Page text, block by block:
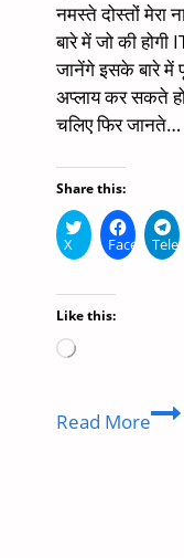
नमस्ते दोस्तों मेरा
बारे में जो की
जानेंगे इसके बारे में
अप्लाय कर सकते
चलिए फिर जानते…
Share this:
X Facebook
Like this:
Loading…
Read MoreITBP